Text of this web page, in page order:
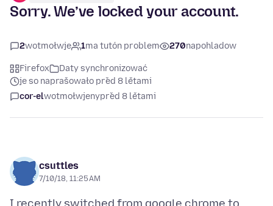
Sorry. We’ve locked your account.
2wotmołwje 1ma tutón problem 270napohladow
Firefox
Daty synchronizować
je so naprašowało před 8 lětami
cor-elwotmołwjenypřed 8 lětami
csuttles
7/10/18, 11:25 AM